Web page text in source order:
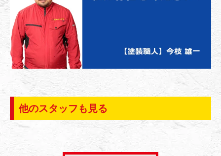
他のスタッフも見る